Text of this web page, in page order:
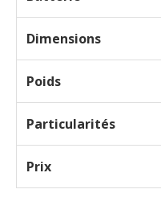
Dimensions
Poids
Particularités
Prix